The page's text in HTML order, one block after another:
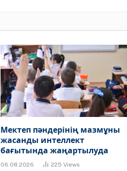
Мектеп пәндерінің мазмұны
жасанды интеллект
бағытында жаңартылуда
06.08.2026 225 Views